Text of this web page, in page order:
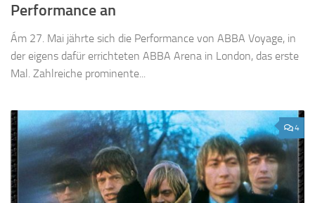
Performance an
Ám 27. Mai jährte sich die Performance von ABBA Voyage, in
der eigens dafür errichteten ABBA Arena in London, das erste
Mal. Zahlreiche prominente...
4